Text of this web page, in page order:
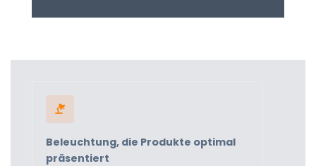
Beleuchtung, die Produkte optimal
präsentiert